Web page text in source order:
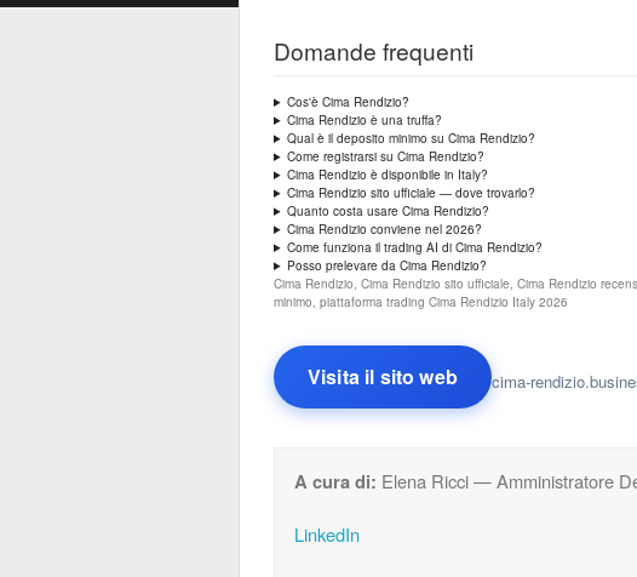
Domande frequenti
Cos'è Cima Rendizio?
Cima Rendizio è una truffa?
Qual è il deposito minimo su Cima Rendizio?
Come registrarsi su Cima Rendizio?
Cima Rendizio è disponibile in Italy?
Cima Rendizio sito ufficiale — dove trovarlo?
Quanto costa usare Cima Rendizio?
Cima Rendizio conviene nel 2026?
Come funziona il trading AI di Cima Rendizio?
Posso prelevare da Cima Rendizio?
Cima Rendizio, Cima Rendizio sito ufficiale, Cima Rendizio
minimo, piattaforma trading Cima Rendizio Italy 2026
Visita il sito web cima-
A cura di: Elena Ricci — Amministratore
LinkedIn